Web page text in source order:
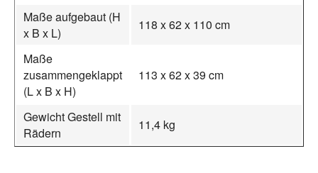
Maße aufgebaut (H
x B x L)
118 x 62 x 110 cm
Maße
zusammengeklappt
(L x B x H)
113 x 62 x 39 cm
Gewicht Gestell mit
Rädern
11,4 kg